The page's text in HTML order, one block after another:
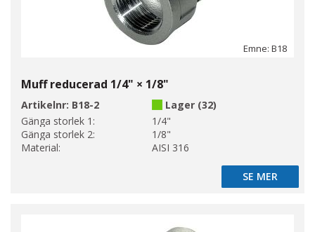
Emne: B18
Muff reducerad 1/4" × 1/8"
Artikelnr: B18-2
Lager (32)
Gänga storlek 1:
1/4"
Gänga storlek 2:
1/8"
Material:
AISI 316
SE MER
SE MER